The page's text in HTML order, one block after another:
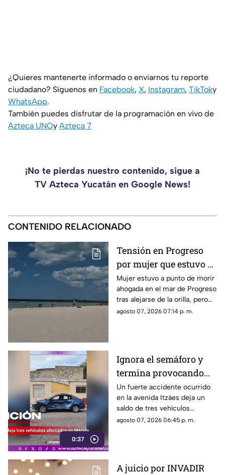
¿Quieres mantenerte informado o enviarnos tu reporte
ciudadano? Síguenos en Facebook, X, Instagram, TikToky
WhatsApp.
También puedes disfrutar de la programación en vivo de
Azteca UNOy Azteca 7
¡No te pierdas nuestro contenido, sigue a
TV Azteca Yucatán en Google News!
CONTENIDO RELACIONADO
Tensión en Progreso
por mujer que estuvo a
punto de morir
AHOGADA; esto se sabe
Mujer estuvo a punto de morir
ahogada en el mar de Progreso
tras alejarse de la orilla, pero
bañistas la rescataron y
agosto 07, 2026 07:14 p. m.
0:37
Ignora el semáforo y
termina provocando
un FUERTE ACCIDENTE
en la Avenida Itzáes;
¿hay heridos?
Un fuerte accidente ocurrido
en la avenida Itzáes deja un
saldo de tres vehículos
afectados luego de que una
agosto 07, 2026 06:45 p. m.
A juicio por INVADIR